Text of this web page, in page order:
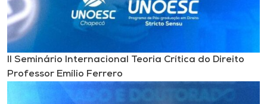
II Seminário Internacional Teoria Crítica do Direito
Professor Emílio Ferrero